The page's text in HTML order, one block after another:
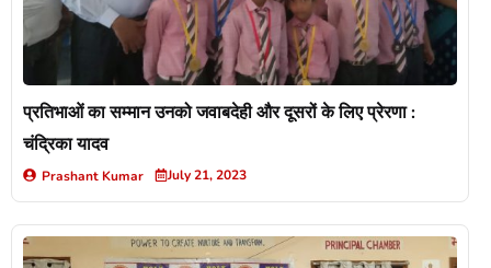
प्रतिभाओं का सम्मान उनको जवाबदेही और दूसरों के लिए प्रेरणा :
चंद्रिका यादव
Prashant Kumar July 21, 2023